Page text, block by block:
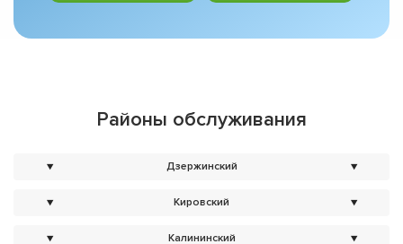
Районы обслуживания
▼ Дзержинский ▼
▼ Кировский ▼
▼ Калининский ▼